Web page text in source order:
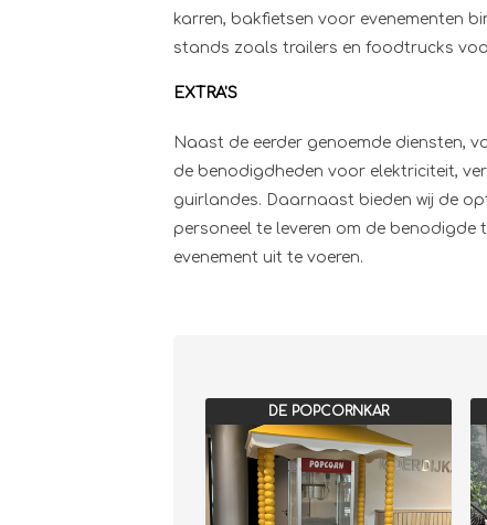
karren, bakfietsen voor evenementen
stands zoals trailers en foodtrucks
EXTRA'S
Naast de eerder genoemde diensten,
de benodigdheden voor elektriciteit,
guirlandes. Daarnaast bieden wij de
personeel te leveren om de benodigde
evenement uit te voeren.
DE POPCORNKAR